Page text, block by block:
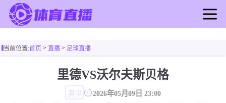
足球直播
当前位置:首页> 直播> 足球直播
里德VS沃尔夫斯贝格
奥甲 2026年05月09日 23:00